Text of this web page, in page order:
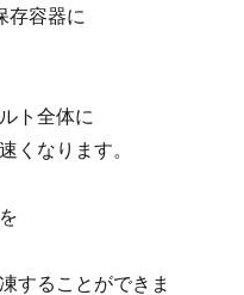
存容器に
ト全体に
くなります。
することができま